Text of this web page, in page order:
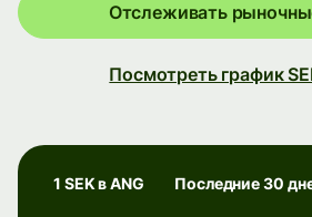
Отслеживать
Посмотреть график
1 SEK в ANG Последние 30